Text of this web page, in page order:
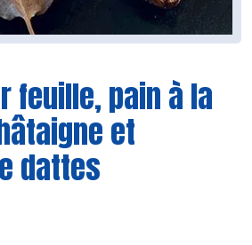
feuille, pain à la
et
dattes